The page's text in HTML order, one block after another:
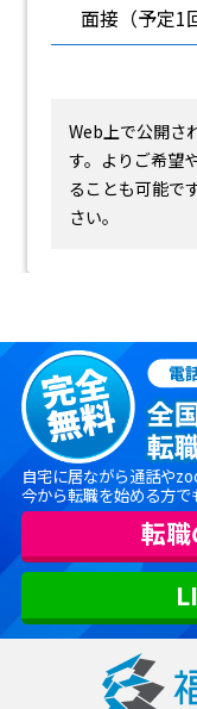
面接（予定
Web上で公開さ
す。 よりご希望
ることも可能で
さい。
自宅に居ながら通話や
今から転職を始める方で
転